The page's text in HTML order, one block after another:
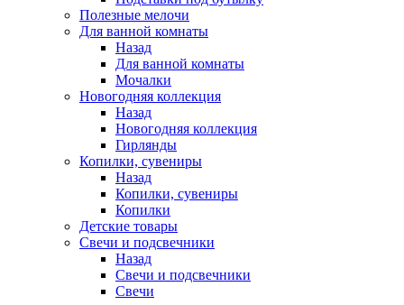
Полезные мелочи
Для ванной комнаты
Назад
Для ванной комнаты
Мочалки
Новогодняя коллекция
Назад
Новогодняя коллекция
Гирлянды
Копилки, сувениры
Назад
Копилки, сувениры
Копилки
Детские товары
Свечи и подсвечники
Назад
Свечи и подсвечники
Свечи